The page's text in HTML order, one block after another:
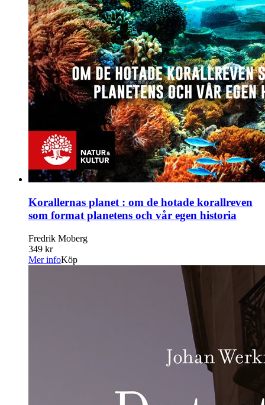
Korallernas planet : om de hotade korallreven
som format planetens och vår egen historia
Fredrik Moberg
349 kr
Mer infoKöp